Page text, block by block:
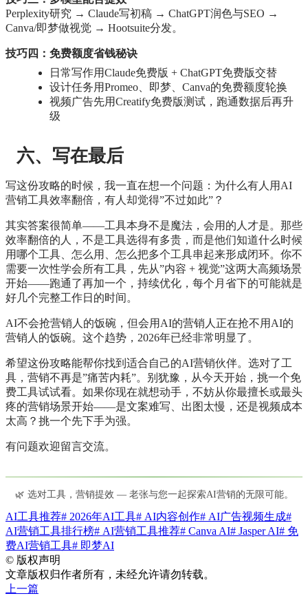
Perplexity研究 → Claude写初稿 → ChatGPT润色与SEO →
Canva/即梦做视觉 → Hootsuite分发。
技巧四：免费额度省钱秘诀
日常写作用Claude免费版 + ChatGPT免费版交替
设计任务用Promeo、即梦、Canva的免费额度轮换
视频广告先用Creatify免费版测试，跑通数据后再升
级
六、写在最后
写这份攻略的时候，我一直在想一个问题：为什么有人用AI
营销工具效率翻倍，有人却觉得”不过如此”？
其实答案很简单——工具本身不是魔法，会用的人才是。那些
效率翻倍的人，不是工具选得有多贵，而是他们知道什么时候
用哪个工具、怎么用、怎么把多个工具串起来形成闭环。你不
需要一次性学会所有工具，先从”内容 + 视觉”这两大高频场景
开始——跑通了再加一个，持续优化，每个月省下的可能就是
好几个完整工作日的时间。
AI不会抢营销人的饭碗，但会用AI的营销人正在抢不用AI的
营销人的饭碗。这个趋势，2026年已经非常明显了。
希望这份攻略能帮你找到适合自己的AI营销伙伴。选对了工
具，营销不再是”痛苦内耗”。别犹豫，从今天开始，挑一个免
费工具试试看。如果你现在就想动手，不妨从你最擅长或最头
疼的营销场景开始——是文案难写、出图太慢，还是视频成本
太高？挑一个先下手为强。
有问题欢迎留言交流。
🌿 选对工具，营销提效 — 老张与您一起探索AI营销的无限可能。
AI工具推荐# 2026年AI工具# AI内容创作# AI广告视频生成#
AI营销工具排行榜# AI营销工具推荐# Canva AI# Jasper AI# 免
费AI营销工具# 即梦AI
© 版权声明
文章版权归作者所有，未经允许请勿转载。
上一篇